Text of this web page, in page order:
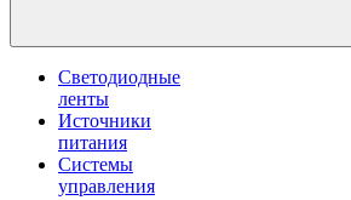
Светодиодные
ленты
Источники
питания
Системы
управления